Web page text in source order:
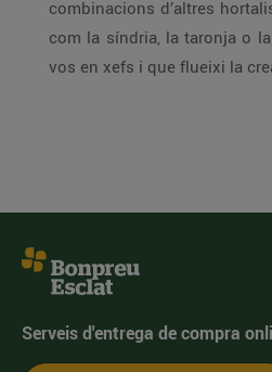
combinacions d’altres
com la síndria, la taronja o
vos en xefs i que flueixi la
Serveis d'entrega de compra